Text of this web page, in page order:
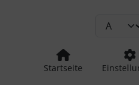
Startseite